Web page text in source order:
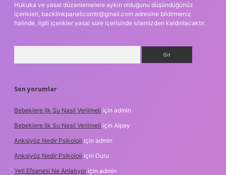
Hukuka ve yasal düzenlemelere aykırı olduğunu düşündüğünüz
içerikleri, backlinkpanelicomtr@gmail.com adresine bildirmeniz
halinde, ilgili içerikler yasal süre içerisinde sitemizden kaldırılacaktır.
Son yorumlar
Bebeklere Ilk Su Nasıl Verilmeli için admin
Bebeklere Ilk Su Nasıl Verilmeli için Alpay
Anksiyöz Nedir Psikoloji için admin
Anksiyöz Nedir Psikoloji için Duru
Yeti Efsanesi Ne Anlatıyor için admin